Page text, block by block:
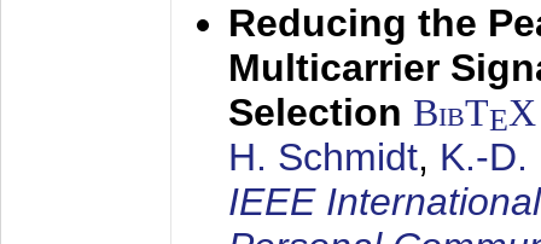
Reducing the
Multicarrier
Selection BibTEX
H. Schmidt, K.-D.
IEEE